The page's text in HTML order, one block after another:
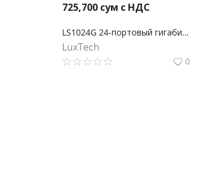
725,700 сум с НДС
LS1024G 24-портовый гигабитный настольный/стоечный коммутатор
LuxTech
0